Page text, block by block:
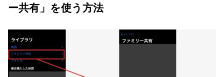
ー共有」を使う方法